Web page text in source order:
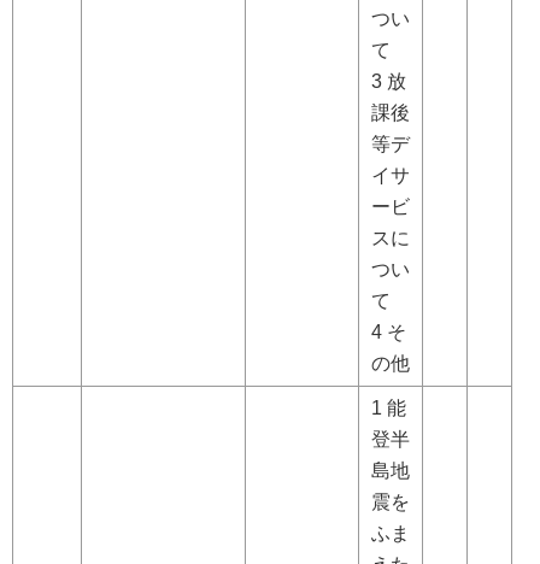
つい
て
3 放
課後
等デ
イサ
ービ
スに
つい
て
4 そ
の他
1 能
登半
島地
震を
ふま